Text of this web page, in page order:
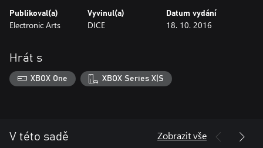
©2018 Electronic Arts Inc. EA, the EA logo, Battlefield, Battlefield
1 and the Battlefield 1 logo are trademarks of Electronic Arts Inc.
NO WEAPON, VEHICLE OR GEAR MANUFACTURER IS
AFFILIATED WITH OR HAS SPONSORED OR ENDORSED THIS
GAME.
Publikoval(a)
Electronic Arts
Vyvinul(a)
DICE
Datum vydání
18. 10. 2016
Hrát s
XBOX One XBOX Series X|S
V této sadě Zobrazit vše